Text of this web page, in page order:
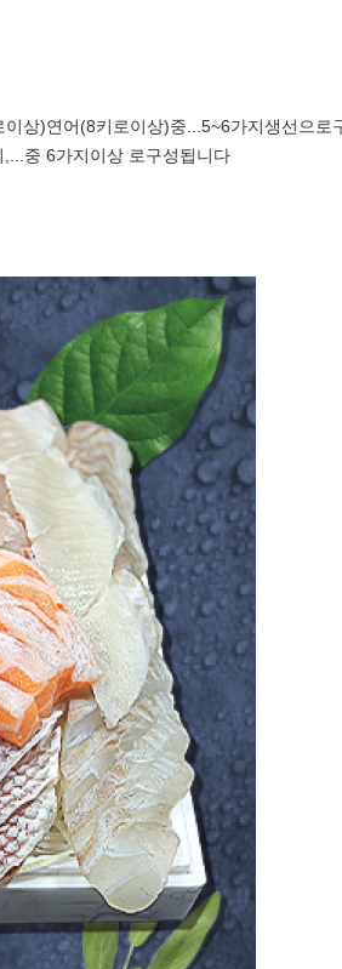
상)연어(8키로이상)중...5~6가지생선으로
중 6가지이상 로구성됩니다